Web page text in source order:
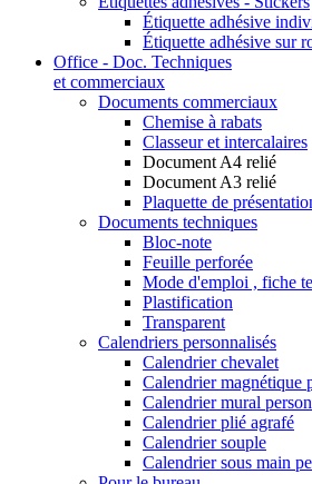
Étiquette adhésive
Étiquette adhésive sur
Office - Doc. Techniques
et commerciaux
Documents commerciaux
Chemise à rabats
Classeur et intercalaires
Document A4 relié
Document A3 relié
Plaquette de
Documents techniques
Bloc-note
Feuille perforée
Mode d'emploi , fiche
Plastification
Transparent
Calendriers personnalisés
Calendrier chevalet
Calendrier magnétique
Calendrier mural
Calendrier plié agrafé
Calendrier souple
Calendrier sous main